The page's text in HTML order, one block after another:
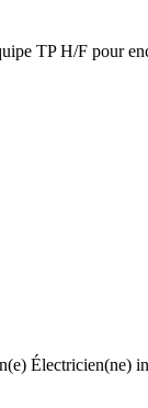
TP H/F pour
Électricien(ne)